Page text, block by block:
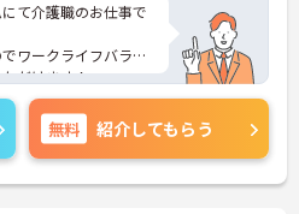
て介護職のお仕事で
ワークライフバラン
だけます！
わえて、マイカー通
ナビまでお問い合わ
伝えします！
無料 紹介してもらう